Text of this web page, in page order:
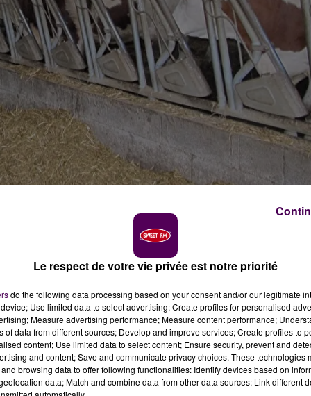
la Chambre d'agriculture de la Mayenne propose
"Farm Dating" de ce vendredi 25 novembre à La
un nouvel associé ou un repreneur pour
de la Mayenne proposent leur premier
vous de 7 minutes chacun au cours de la soirée, qui
de présenter leur outil de travail"
expliquent les
Le respect de votre vie privée est notre priorité
do the following data processing based on your consent and/or our legitimate
Use limited data to select advertising; Create profiles for personalised
Measure advertising performance; Measure content performance;
of data from different sources; Develop and improve services; Create profiles to
content; Use limited data to select content; Ensure security, prevent and
and content; Save and communicate privacy choices. These technologies
browsing data to offer following functionalities: Identify devices based on
data; Match and combine data from other data sources; Link different